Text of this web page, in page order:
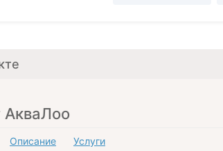
АкваЛоо
Описание Услуги